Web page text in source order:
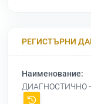
РЕГИСТЪРНИ
Наименование:
ДИАГНОСТИЧНО